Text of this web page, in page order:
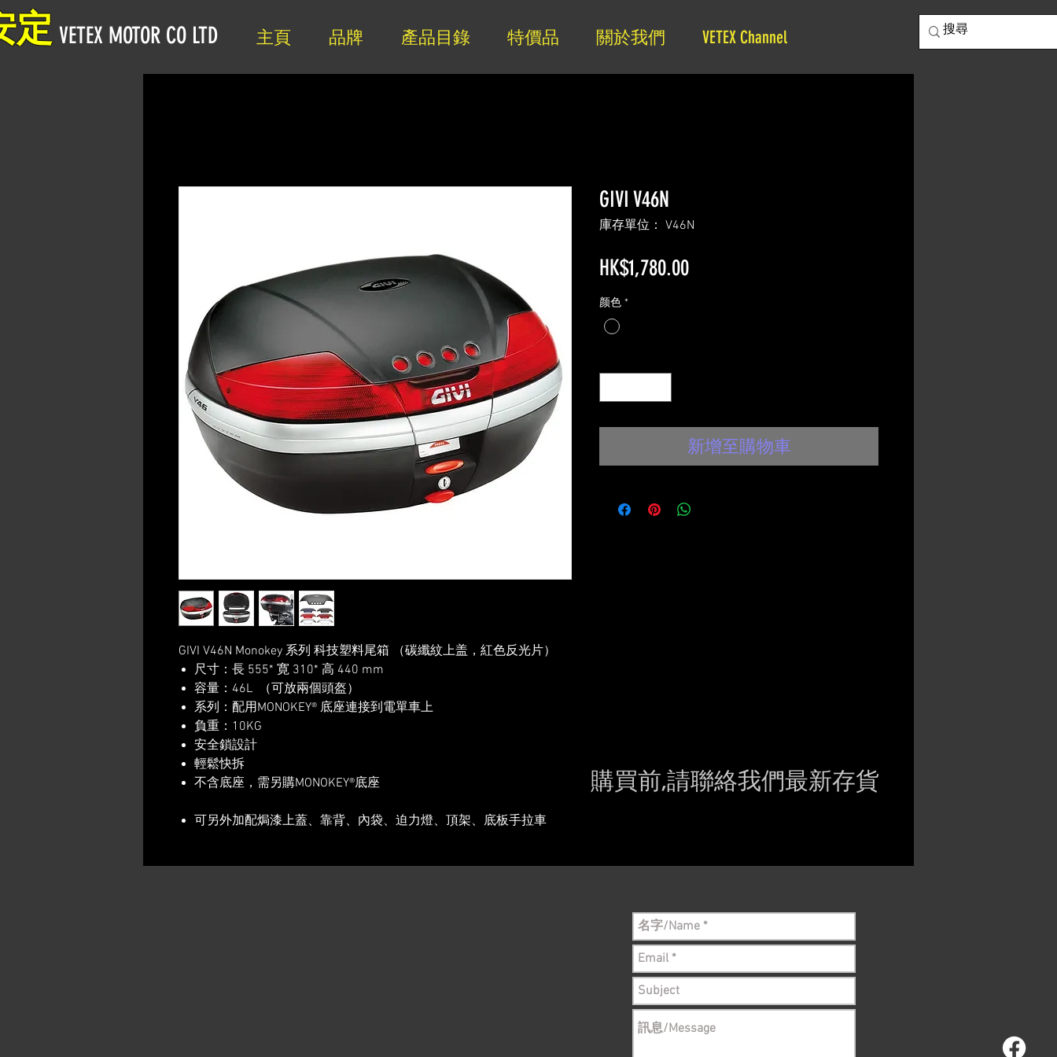
主頁 品牌 產品目錄 特價品 關於我們 VETEX Channel
定 VETEX MOTOR CO LTD
GIVI V46N Monokey 系列 科技塑料尾箱 （碳纖紋上盖，紅色反光片）
尺寸：長 555* 寛 310* 高 440 mm
容量：46L （可放兩個頭盔）
系列：配用MONOKEY® 底座連接到電單車上
負重：10KG
​安全鎖設計
​輕鬆快拆
​不含底座，需另購MONOKEY®底座
可另外加配焗漆上蓋、靠背、內袋、迫力燈、頂架、底板手拉車
GIVI V46N
庫存單位： V46N
HK$1,780.00價
颜色 *
新增至購物車
購買前,請聯絡我們最新存貨